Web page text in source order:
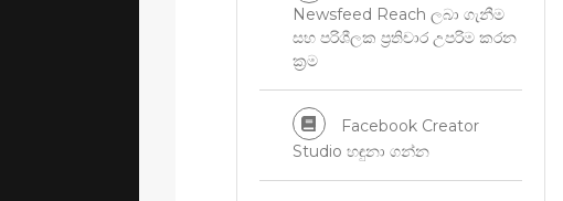
Newsfeed Reach ලබා ගැනීම
සහ පරිශීලක ප්‍රතිචාර උපරිම කරන
ක්‍රම
Facebook Creator
Studio හඳුනා ගන්න